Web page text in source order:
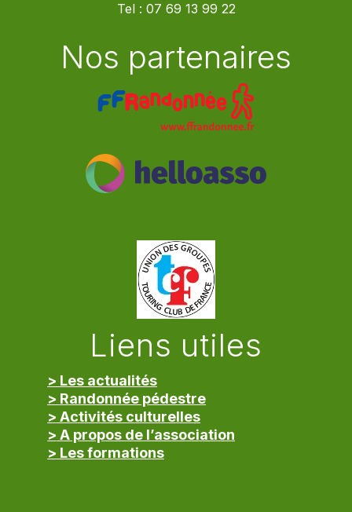
Tel : 07 69 13 99 22
Nos partenaires
Liens utiles
> Les actualités
> Randonnée pédestre
> Activités culturelles
> A propos de l’association
> Les formations